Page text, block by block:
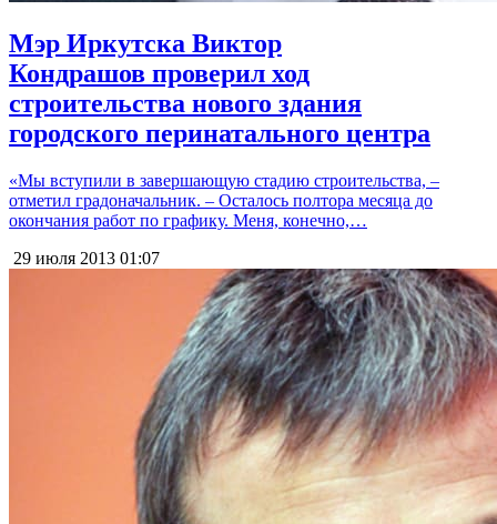
Мэр Иркутска Виктор
Кондрашов проверил ход
строительства нового здания
городского перинатального центра
«Мы вступили в завершающую стадию строительства, –
отметил градоначальник. – Осталось полтора месяца до
окончания работ по графику. Меня, конечно,…
29 июля 2013 01:07